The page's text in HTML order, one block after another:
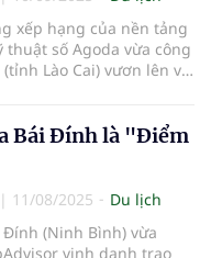
người. Ngay từ những
thành lập, chúng tôi đã
văn hóa doanh
trên nền tảng của
cho mọi hoạt động
xếp hạng của nền tảng
thuật số Agoda vừa công
(tỉnh Lào Cai) vươn lên vị
2025".
Bái Đính là "Điểm
| 11/08/2025
Du lịch
Đính (Ninh Bình) vừa
vinh danh trao